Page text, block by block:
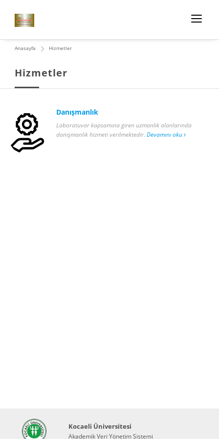
Hizmetler
Anasayfa Hizmetler
Danışmanlık
Laboratuvar kapsamına giren uzmanlık alanlarında
danışmanlık hizmeti verilmektedir. Devamını oku
Kocaeli Üniversitesi
Akademik Veri Yönetim Sistemi